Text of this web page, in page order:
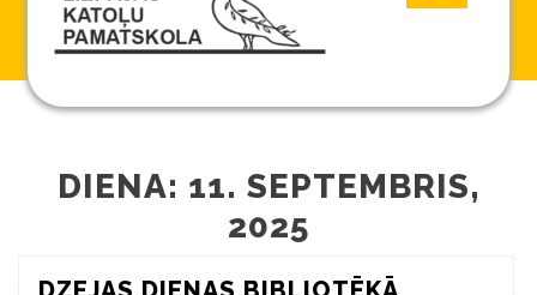
DIENA: 11. SEPTEMBRIS,
2025